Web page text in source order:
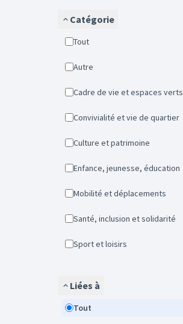
Catégorie
Tout
Autre
Cadre de vie et espaces verts
Convivialité et vie de quartier
Culture et patrimoine
Enfance, jeunesse, éducation
Mobilité et déplacements
Santé, inclusion et solidarité
Sport et loisirs
Liées à
Tout